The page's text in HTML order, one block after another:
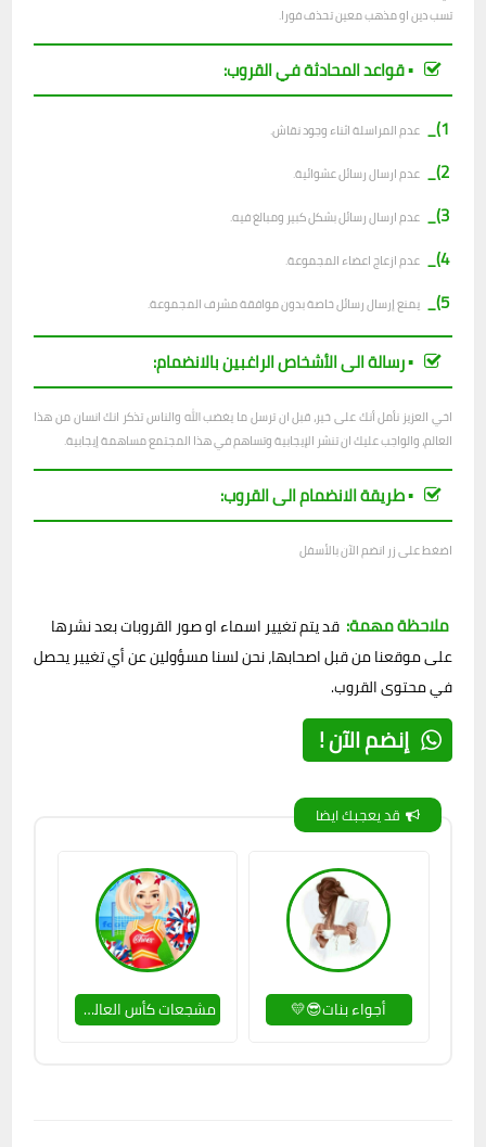
تسب دين او مذهب معين تحذف فورا.
▪︎ قواعد المحادثة في القروب:
1)_
عدم المراسلة اثناء وجود نقاش.
2)_ عدم ارسال رسائل عشوائية.
3)_ عدم ارسال رسائل بشكل كبير ومبالغ فيه.
4)_ عدم ازعاج اعضاء المجموعة.
5)_ يمنع إرسال رسائل خاصة بدون موافقة مشرف المجموعة.
▪︎ رسالة الى الأشخاص الراغبين بالانضمام:
اخي العزيز نأمل أنك على خير، قبل ان ترسل ما يغضب الله والناس تذكر انك انسان من هذا
العالم، والواجب عليك ان تنشر الإيجابية وتساهم في هذا المجتمع مساهمة إيجابية.
▪︎ طريقة الانضمام الى القروب:
اضغط على زر انضم الآن بالأسفل
ملاحظة مهمة: قد يتم تغيير اسماء او صور القروبات بعد نشرها
على موقعنا من قبل اصحابها، نحن لسنا مسؤولين عن أي تغيير يحصل
في محتوى القروب.
إنضم الآن !
قد يعجبك ايضا
أجواء بنات😎💛 مشجعات كأس العالم👯🏻‍♀🏅